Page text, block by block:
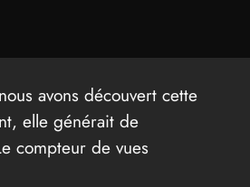
avons découvert cette
elle générait de
compteur de vues